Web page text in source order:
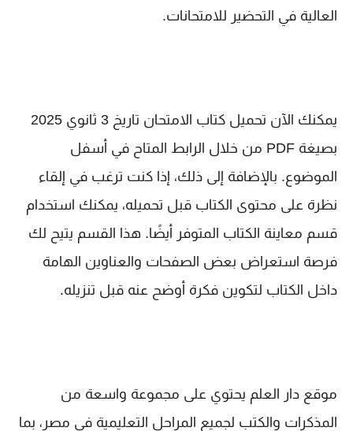
العالية في التحضير للامتحانات.
يمكنك الآن تحميل كتاب الامتحان تاريخ 3 ثانوي 2025
بصيغة PDF من خلال الرابط المتاح في أسفل
الموضوع. بالإضافة إلى ذلك، إذا كنت ترغب في إلقاء
نظرة على محتوى الكتاب قبل تحميله، يمكنك استخدام
قسم معاينة الكتاب المتوفر أيضًا. هذا القسم يتيح لك
فرصة استعراض بعض الصفحات والعناوين الهامة
داخل الكتاب لتكوين فكرة أوضح عنه قبل تنزيله.
موقع دار العلم يحتوي على مجموعة واسعة من
المذكرات والكتب لجميع المراحل التعليمية في مصر، بما